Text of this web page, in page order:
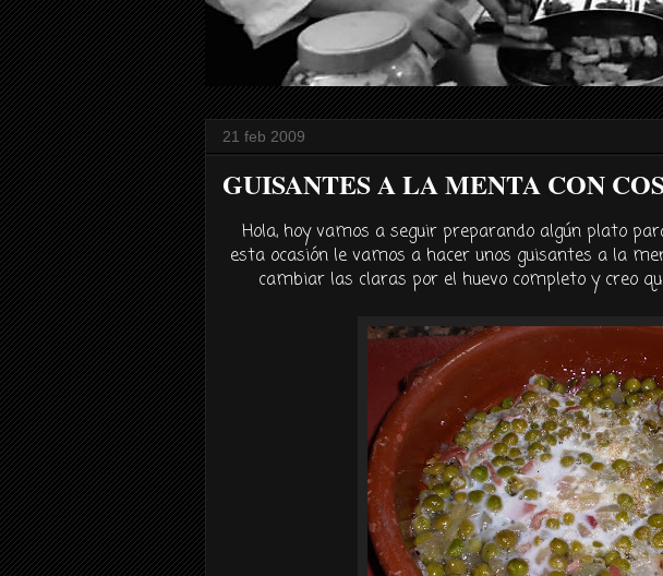
21 feb 2009
GUISANTES A LA MENTA CON
Hola, hoy vamos a seguir preparando algún plato
esta ocasión le vamos a hacer unos guisantes a la
cambiar las claras por el huevo completo y creo